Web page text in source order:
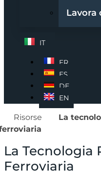
Lavora
IT
FR
ES
DE
EN
Risorse
La
La Tecnologia
Ferroviaria